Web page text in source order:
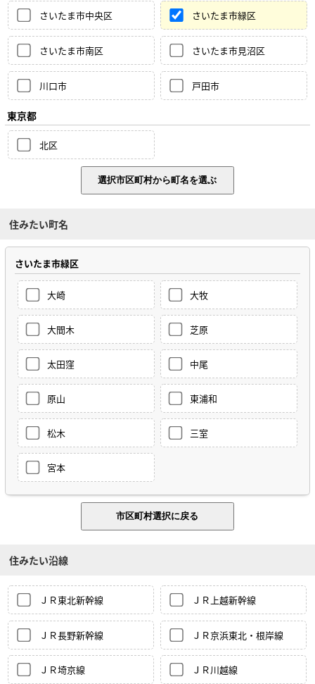
さいたま市中央区 さいたま市緑区
さいたま市南区 さいたま市見沼区
川口市 戸田市
東京都
北区
住みたい町名
さいたま市緑区
大崎 大牧
大間木 芝原
太田窪 中尾
原山 東浦和
松木 三室
宮本
住みたい沿線
ＪＲ東北新幹線 ＪＲ上越新幹線
ＪＲ長野新幹線 ＪＲ京浜東北・根岸線
ＪＲ埼京線 ＪＲ川越線